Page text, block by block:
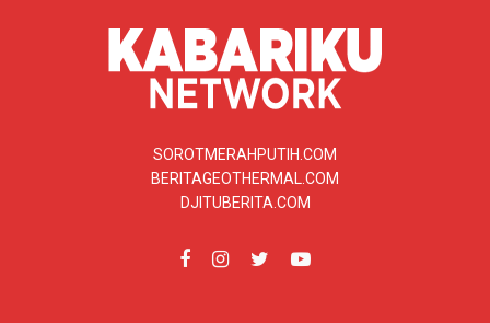
SOROTMERAHPUTIH.COM
BERITAGEOTHERMAL.COM
DJITUBERITA.COM